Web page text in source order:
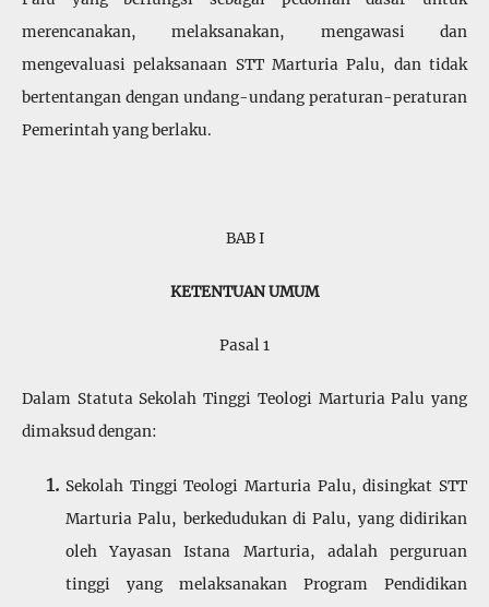
merencanakan, melaksanakan, mengawasi dan
mengevaluasi pelaksanaan STT Marturia Palu, dan tidak
bertentangan dengan undang-undang peraturan-peraturan
Pemerintah yang berlaku.
BAB I
KETENTUAN UMUM
Pasal 1
Dalam Statuta Sekolah Tinggi Teologi Marturia Palu yang
dimaksud dengan:
Sekolah Tinggi Teologi Marturia Palu, disingkat STT
Marturia Palu, berkedudukan di Palu, yang didirikan
oleh Yayasan Istana Marturia, adalah perguruan
tinggi yang melaksanakan Program Pendidikan